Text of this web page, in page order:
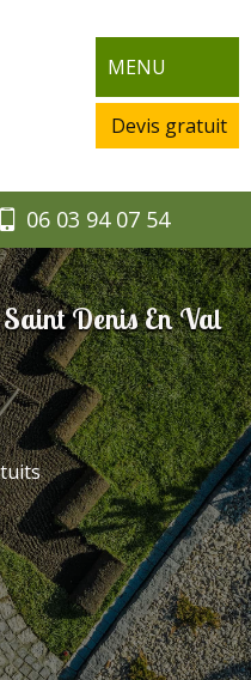
MENU
Devis gratuit
06 03 94 07 54
Denis En Val